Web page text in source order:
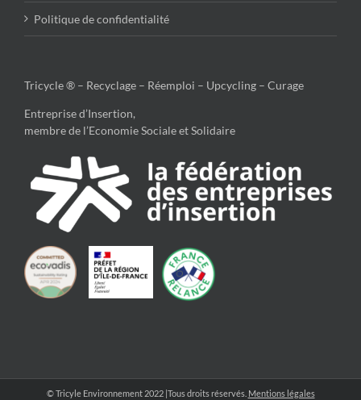
Politique de confidentialité
Tricycle ® – Recyclage – Réemploi – Upcycling – Curage
Entreprise d’Insertion,
membre de l’Economie Sociale et Solidaire
© Tricyle Environnement 2022 |Tous droits réservés. Mentions légales